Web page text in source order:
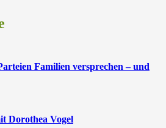
Familien versprechen – und
Dorothea Vogel